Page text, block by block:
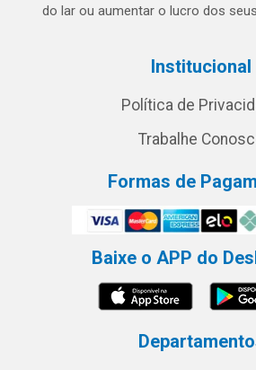
do lar ou aumentar o lucro dos
Institucional
Política de
Trabalhe
Formas de
Baixe o APP do